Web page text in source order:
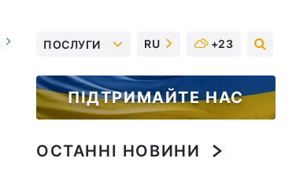
ПОСЛУГИ RU +23
ПІДТРИМАЙТЕ НАС
ОСТАННІ НОВИНИ